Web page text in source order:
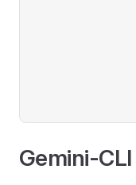
Gemini-CLI